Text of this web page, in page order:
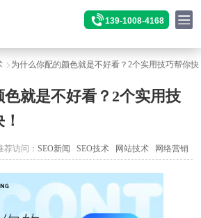
139-1008-4168
为什么你配的颜色就是不好看？2个实用技巧帮你快
就是不好看？2个实用技
荐访问：SEO新闻 SEO技术 网站技术 网络营销